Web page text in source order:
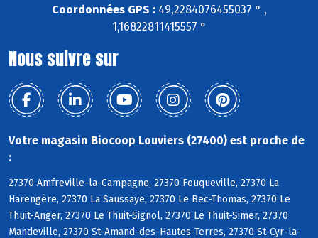
Coordonnées GPS :49,2284076455037 ° ,
1,16822811415557 °
Nous suivre sur
Votre magasin Biocoop Louviers (27400) est proche de
:
27370 Amfreville-la-Campagne, 27370 Fouqueville, 27370 La
Harengère, 27370 La Saussaye, 27370 Le Bec-Thomas, 27370 Le
Thuit-Anger, 27370 Le Thuit-Signol, 27370 Le Thuit-Simer, 27370
Mandeville, 27370 St-Amand-des-Hautes-Terres, 27370 St-Cyr-la-